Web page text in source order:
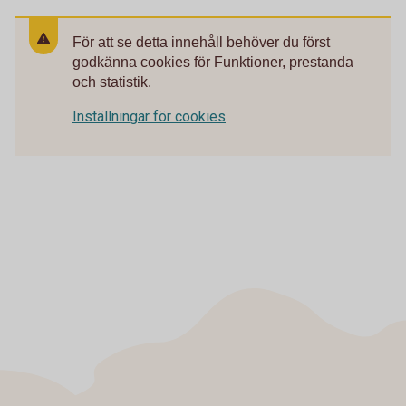
För att se detta innehåll behöver du först
godkänna cookies för Funktioner, prestanda
och statistik.
Inställningar för cookies